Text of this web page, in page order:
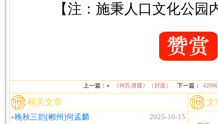
【注：施秉人口文化公园
上一篇：« 《何氏谱牒》（封面） 下一篇： 420
相关文章
2025-10-15
晚秋三韵[郴州]何孟麟
文